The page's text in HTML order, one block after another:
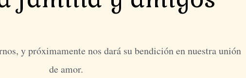
y próximamente nos dará su bendición en nuestra unión
de amor.